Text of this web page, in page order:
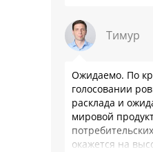
Тимур
Ожидаемо. По
голосовании
расклада и
мировой
окажется на